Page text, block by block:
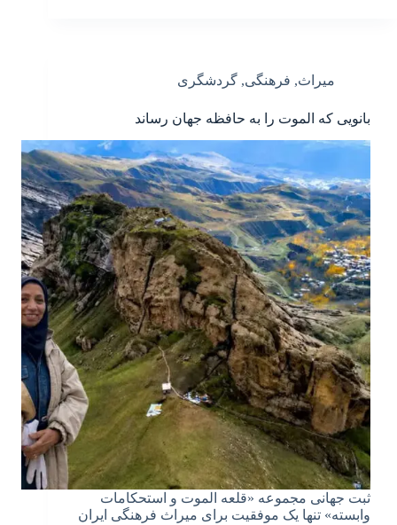
میراث, فرهنگی, گردشگری
بانویی که الموت را به حافظه جهان رساند
ثبت جهانی مجموعه «قلعه الموت و استحکامات
وابسته» تنها یک موفقیت برای میراث فرهنگی ایران